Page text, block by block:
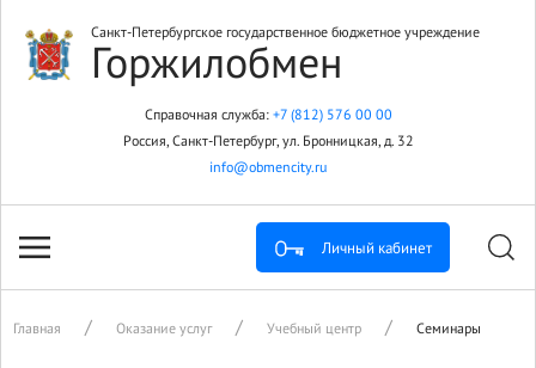
Санкт-Петербургское государственное бюджетное учреждение
Горжилобмен
Справочная служба: +7 (812) 576 00 00
Россия, Санкт-Петербург, ул. Бронницкая, д. 32
info@obmencity.ru
Личный кабинет
Главная Оказание услуг Учебный центр Семинары